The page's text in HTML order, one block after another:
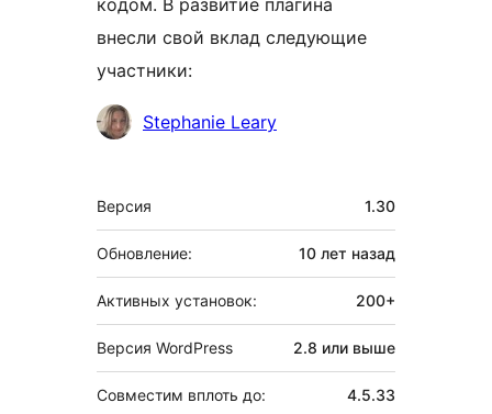
кодом. В развитие плагина
внесли свой вклад следующие
участники:
УчастникиStephanie Leary
Мета
Версия 1.30
Обновление: 10 лет назад
Активных установок: 200+
Версия WordPress 2.8 или выше
Совместим вплоть до: 4.5.33